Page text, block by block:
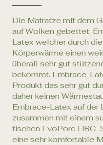
Die Matratze mit dem
auf Wolken gebettet.
Latex welcher durch die
Körperwärme einen
überall sehr gut
bekommt. Embrace-
Produkt das sehr gut
daher keinen
Embrace-Latex auf der
zusammen mit einem
tischen EvoPore HRC-
eine sehr komfortable